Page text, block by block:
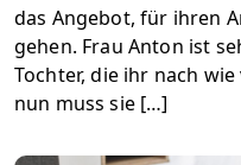
das Angebot, für ihren
gehen. Frau Anton ist
Tochter, die ihr nach
nun muss sie […]